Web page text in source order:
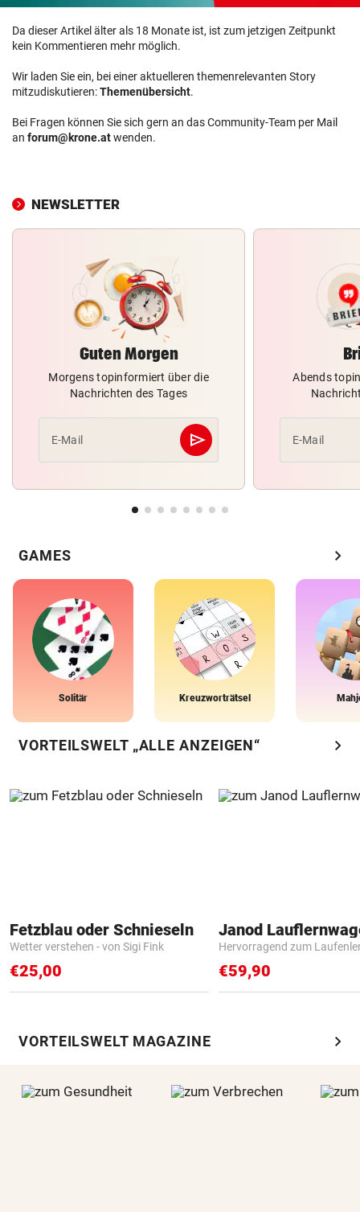
Da dieser Artikel älter als 18 Monate ist, ist zum jetzigen Zeitpunkt
kein Kommentieren mehr möglich.
Wir laden Sie ein, bei einer aktuelleren themenrelevanten Story
mitzudiskutieren:Themenübersicht.
Bei Fragen können Sie sich gern an das Community-Team per Mail
an forum@krone.atwenden.
NEWSLETTER
Guten Morgen
Morgens topinformiert über die
Nachrichten des Tages
E-Mail send
Abschicken
Abends
E-Mail
GAMES chevron_right
Solitär Kreuzworträtsel
VORTEILSWELT „ALLE ANZEIGEN“ chevron_right
Fetzblau oder Schnieseln
Wetter verstehen - von Sigi Fink
€25,00
Janod
Hervorragend zum
€59,90
VORTEILSWELT MAGAZINE chevron_right